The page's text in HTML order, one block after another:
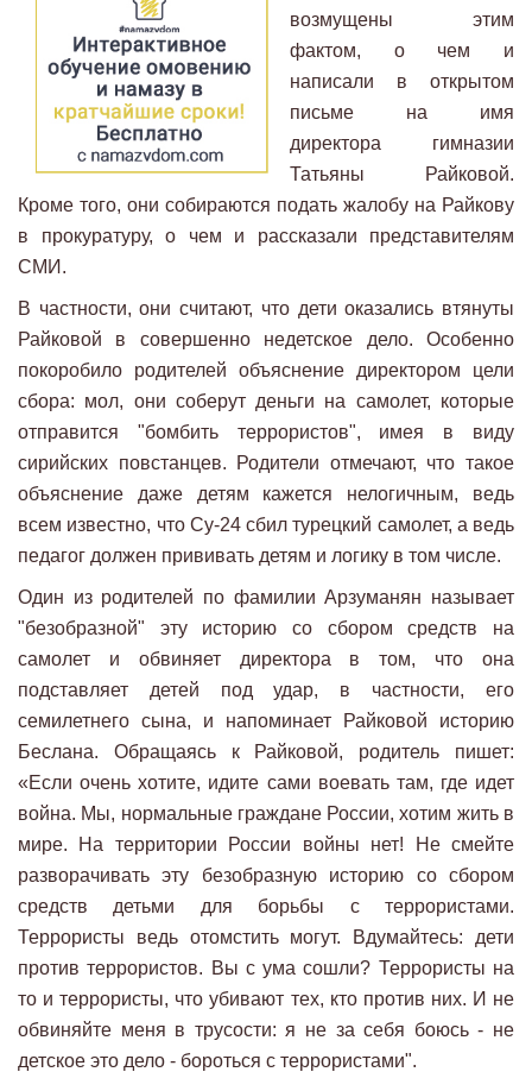
возмущены этим
фактом, о чем и
написали в открытом
письме на имя
директора гимназии
Татьяны Райковой.
Кроме того, они собираются подать жалобу на Райкову
в прокуратуру, о чем и рассказали представителям
СМИ.
В частности, они считают, что дети оказались втянуты
Райковой в совершенно недетское дело. Особенно
покоробило родителей объяснение директором цели
сбора: мол, они соберут деньги на самолет, которые
отправится "бомбить террористов", имея в виду
сирийских повстанцев. Родители отмечают, что такое
объяснение даже детям кажется нелогичным, ведь
всем известно, что Су-24 сбил турецкий самолет, а ведь
педагог должен прививать детям и логику в том числе.
Один из родителей по фамилии Арзуманян называет
"безобразной" эту историю со сбором средств на
самолет и обвиняет директора в том, что она
подставляет детей под удар, в частности, его
семилетнего сына, и напоминает Райковой историю
Беслана. Обращаясь к Райковой, родитель пишет:
«Если очень хотите, идите сами воевать там, где идет
война. Мы, нормальные граждане России, хотим жить в
мире. На территории России войны нет! Не смейте
разворачивать эту безобразную историю со сбором
средств детьми для борьбы с террористами.
Террористы ведь отомстить могут. Вдумайтесь: дети
против террористов. Вы с ума сошли? Террористы на
то и террористы, что убивают тех, кто против них. И не
обвиняйте меня в трусости: я не за себя боюсь - не
детское это дело - бороться с террористами".